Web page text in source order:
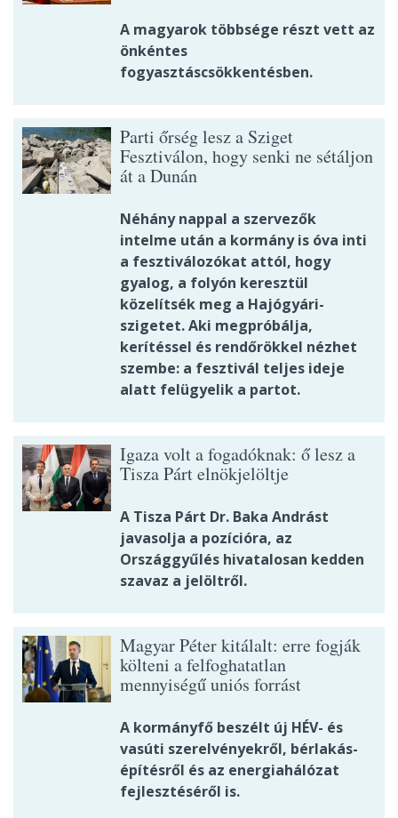
A magyarok többsége részt vett az
önkéntes
fogyasztáscsökkentésben.
Parti őrség lesz a Sziget
Fesztiválon, hogy senki ne sétáljon
át a Dunán
Néhány nappal a szervezők
intelme után a kormány is óva inti
a fesztiválozókat attól, hogy
gyalog, a folyón keresztül
közelítsék meg a Hajógyári-
szigetet. Aki megpróbálja,
kerítéssel és rendőrökkel nézhet
szembe: a fesztivál teljes ideje
alatt felügyelik a partot.
Igaza volt a fogadóknak: ő lesz a
Tisza Párt elnökjelöltje
A Tisza Párt Dr. Baka Andrást
javasolja a pozícióra, az
Országgyűlés hivatalosan kedden
szavaz a jelöltről.
Magyar Péter kitálalt: erre fogják
költeni a felfoghatatlan
mennyiségű uniós forrást
A kormányfő beszélt új HÉV- és
vasúti szerelvényekről, bérlakás-
építésről és az energiahálózat
fejlesztéséről is.